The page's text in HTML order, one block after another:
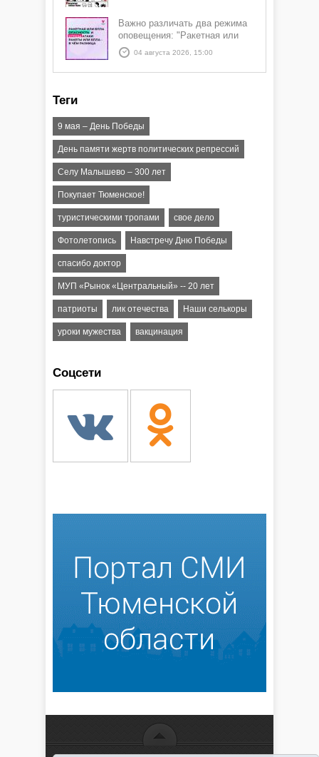
Важно различать два режима
оповещения: "Ракетная или
БПЛА опасность" и "Угроза
атаки ракеты или БПЛА"
04 августа 2026, 15:00
Теги
9 мая – День Победы
День памяти жертв политических репрессий
Селу Малышево – 300 лет
Покупает Тюменское!
туристическими тропами свое дело
Фотолетопись Навстречу Дню Победы
спасибо доктор
МУП «Рынок «Центральный» -- 20 лет
патриоты лик отечества Наши селькоры
уроки мужества вакцинация
Соцсети